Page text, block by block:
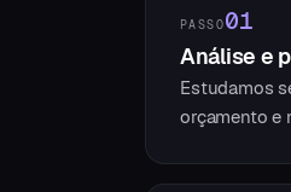
PASSO01
Análise e
Estudamos
orçamento e